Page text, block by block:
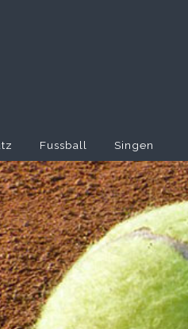
Fussball Singen